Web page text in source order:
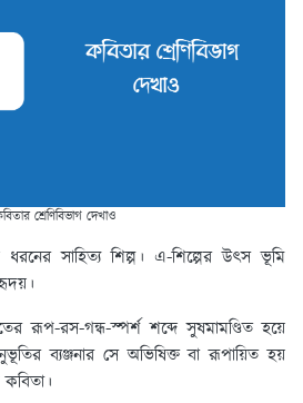
শ্রেণিবিভাগ দেখাও
সাহিত্য শিল্প। এ-শিল্পের উৎস ভূমি
রূপ-রস-গন্ধ-স্পর্শ শব্দে সুষমামণ্ডিত হয়ে
ব্যঞ্জনার সে অভিষিক্ত বা রূপায়িত হয়